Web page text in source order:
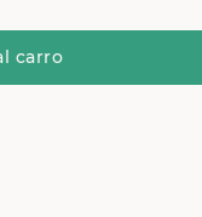
carro